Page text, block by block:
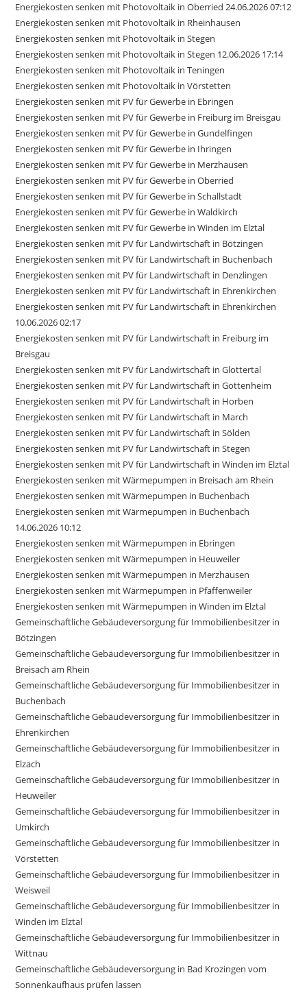
Energiekosten senken mit Photovoltaik in Oberried 24.06.2026 07:12
Energiekosten senken mit Photovoltaik in Rheinhausen
Energiekosten senken mit Photovoltaik in Stegen
Energiekosten senken mit Photovoltaik in Stegen 12.06.2026 17:14
Energiekosten senken mit Photovoltaik in Teningen
Energiekosten senken mit Photovoltaik in Vörstetten
Energiekosten senken mit PV für Gewerbe in Ebringen
Energiekosten senken mit PV für Gewerbe in Freiburg im Breisgau
Energiekosten senken mit PV für Gewerbe in Gundelfingen
Energiekosten senken mit PV für Gewerbe in Ihringen
Energiekosten senken mit PV für Gewerbe in Merzhausen
Energiekosten senken mit PV für Gewerbe in Oberried
Energiekosten senken mit PV für Gewerbe in Schallstadt
Energiekosten senken mit PV für Gewerbe in Waldkirch
Energiekosten senken mit PV für Gewerbe in Winden im Elztal
Energiekosten senken mit PV für Landwirtschaft in Bötzingen
Energiekosten senken mit PV für Landwirtschaft in Buchenbach
Energiekosten senken mit PV für Landwirtschaft in Denzlingen
Energiekosten senken mit PV für Landwirtschaft in Ehrenkirchen
Energiekosten senken mit PV für Landwirtschaft in Ehrenkirchen
10.06.2026 02:17
Energiekosten senken mit PV für Landwirtschaft in Freiburg im
Breisgau
Energiekosten senken mit PV für Landwirtschaft in Glottertal
Energiekosten senken mit PV für Landwirtschaft in Gottenheim
Energiekosten senken mit PV für Landwirtschaft in Horben
Energiekosten senken mit PV für Landwirtschaft in March
Energiekosten senken mit PV für Landwirtschaft in Sölden
Energiekosten senken mit PV für Landwirtschaft in Stegen
Energiekosten senken mit PV für Landwirtschaft in Winden im Elztal
Energiekosten senken mit Wärmepumpen in Breisach am Rhein
Energiekosten senken mit Wärmepumpen in Buchenbach
Energiekosten senken mit Wärmepumpen in Buchenbach
14.06.2026 10:12
Energiekosten senken mit Wärmepumpen in Ebringen
Energiekosten senken mit Wärmepumpen in Heuweiler
Energiekosten senken mit Wärmepumpen in Merzhausen
Energiekosten senken mit Wärmepumpen in Pfaffenweiler
Energiekosten senken mit Wärmepumpen in Winden im Elztal
Gemeinschaftliche Gebäudeversorgung für Immobilienbesitzer in
Bötzingen
Gemeinschaftliche Gebäudeversorgung für Immobilienbesitzer in
Breisach am Rhein
Gemeinschaftliche Gebäudeversorgung für Immobilienbesitzer in
Buchenbach
Gemeinschaftliche Gebäudeversorgung für Immobilienbesitzer in
Ehrenkirchen
Gemeinschaftliche Gebäudeversorgung für Immobilienbesitzer in
Elzach
Gemeinschaftliche Gebäudeversorgung für Immobilienbesitzer in
Heuweiler
Gemeinschaftliche Gebäudeversorgung für Immobilienbesitzer in
Umkirch
Gemeinschaftliche Gebäudeversorgung für Immobilienbesitzer in
Vörstetten
Gemeinschaftliche Gebäudeversorgung für Immobilienbesitzer in
Weisweil
Gemeinschaftliche Gebäudeversorgung für Immobilienbesitzer in
Winden im Elztal
Gemeinschaftliche Gebäudeversorgung für Immobilienbesitzer in
Wittnau
Gemeinschaftliche Gebäudeversorgung in Bad Krozingen vom
Sonnenkaufhaus prüfen lassen